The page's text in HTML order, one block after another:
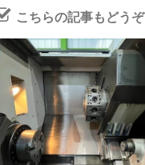
こちらの記事もどうぞ